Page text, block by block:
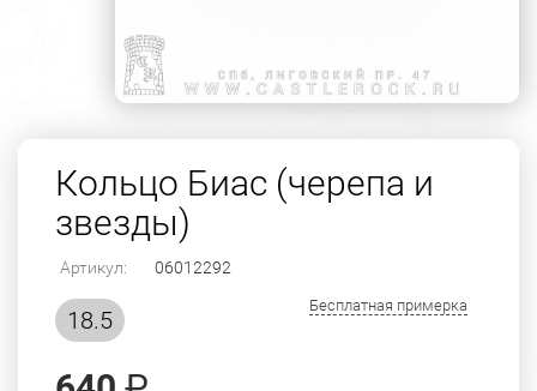
Кольцо Биас (черепа и
звезды)
Артикул: 06012292
18.5
Бесплатная примерка